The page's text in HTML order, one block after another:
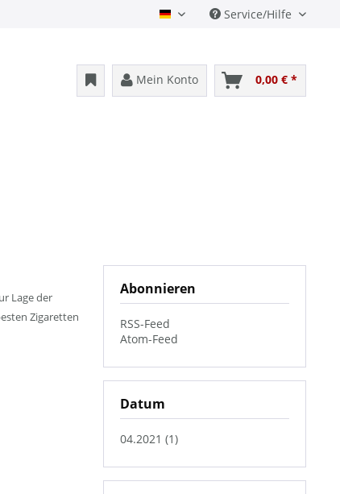
Deutsch Service/Hilfe
Mein Konto 0,00 € *
Abonnieren
RSS-Feed
Atom-Feed
Datum
04.2021 (1)
Lage der
Zigaretten